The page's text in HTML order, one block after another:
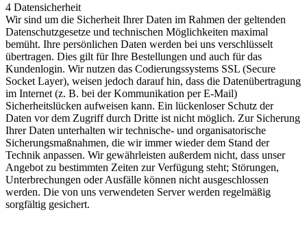
4 Datensicherheit
Wir sind um die Sicherheit Ihrer Daten im Rahmen der geltenden
Datenschutzgesetze und technischen Möglichkeiten maximal
bemüht. Ihre persönlichen Daten werden bei uns verschlüsselt
übertragen. Dies gilt für Ihre Bestellungen und auch für das
Kundenlogin. Wir nutzen das Codierungssystems SSL (Secure
Socket Layer), weisen jedoch darauf hin, dass die Datenübertragung
im Internet (z. B. bei der Kommunikation per E-Mail)
Sicherheitslücken aufweisen kann. Ein lückenloser Schutz der
Daten vor dem Zugriff durch Dritte ist nicht möglich. Zur Sicherung
Ihrer Daten unterhalten wir technische- und organisatorische
Sicherungsmaßnahmen, die wir immer wieder dem Stand der
Technik anpassen. Wir gewährleisten außerdem nicht, dass unser
Angebot zu bestimmten Zeiten zur Verfügung steht; Störungen,
Unterbrechungen oder Ausfälle können nicht ausgeschlossen
werden. Die von uns verwendeten Server werden regelmäßig
sorgfältig gesichert.